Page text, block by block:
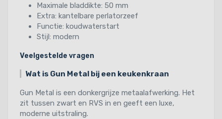
Maximale bladdikte: 50 mm
Extra: kantelbare perlatorzeef
Functie: koudwaterstart
Stijl: modern
Veelgestelde vragen
Wat is Gun Metal bij een keukenkraan
Gun Metal is een donkergrijze metaalafwerking. Het
zit tussen zwart en RVS in en geeft een luxe,
moderne uitstraling.